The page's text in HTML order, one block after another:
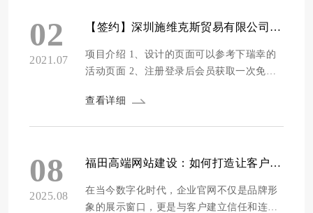
因素，如专业经验、技术实力、设计风格等。方维网络作为领先的
数字营销服务提供商，能够为企业提供高质量的公众号网站制作服
务，值得企业信赖和选择。
02
2021.07
【签约】深圳施维克斯贸易有限公司H5公众号网站制作项目
项目介绍 1、设计的页面可以参考下瑞幸的
活动页面 2、注册登录后会员获取一次免费
地点和岗位才能获取权益 4、跟咖啡机做接
查看详细
08
2025.08
福田高端网站建设：如何打造让客户一见倾心的企业官网
在当今数字化时代，企业官网不仅是品牌形
象的展示窗口，更是与客户建立信任和连接